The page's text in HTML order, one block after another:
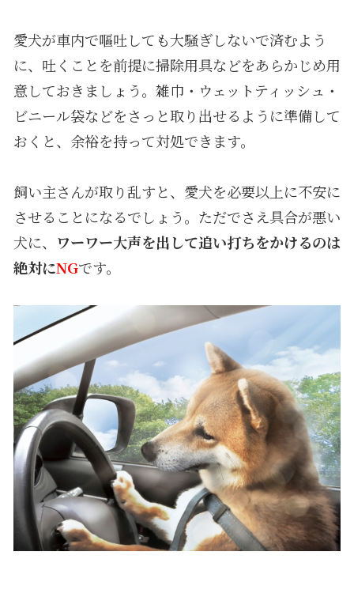
愛犬が車内で嘔吐しても大騒ぎしないで済むよう
に、吐くことを前提に掃除用具などをあらかじめ用
意しておきましょう。雑巾・ウェットティッシュ・
ビニール袋などをさっと取り出せるように準備して
おくと、余裕を持って対処できます。
飼い主さんが取り乱すと、愛犬を必要以上に不安に
させることになるでしょう。ただでさえ具合が悪い
犬に、 ワーワー大声を出して追い打ちをかけるのは
絶対にNGです。